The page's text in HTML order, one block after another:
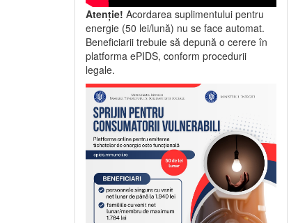
Atenție! Acordarea suplimentului pentru
energie (50 lei/lună) nu se face automat.
Beneficiarii trebuie să depună o cerere în
platforma ePIDS, conform procedurii
legale.